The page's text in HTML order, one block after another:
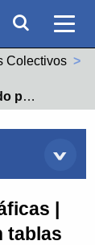
Socios
Ver
Colectivos
2012
|
tablas